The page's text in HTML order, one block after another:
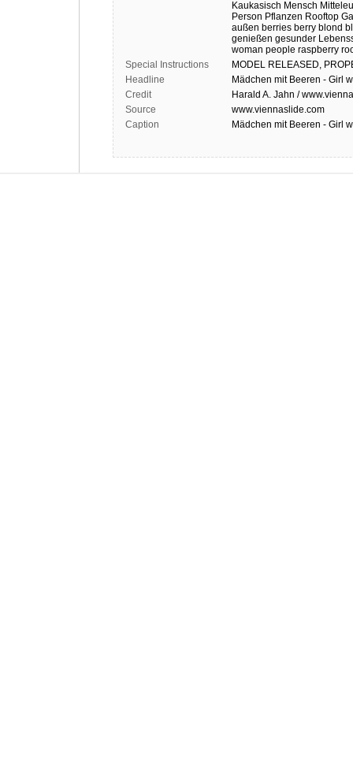
Kaukasisch Mensch
Person Pflanzen Rooftop
außen berries berry blond
genießen gesunder
woman people raspberry
Special Instructions
MODEL RELEASED,
Headline
Mädchen mit Beeren - Girl
Credit
Harald A. Jahn /
Source
www.viennaslide.com
Caption
Mädchen mit Beeren - Girl